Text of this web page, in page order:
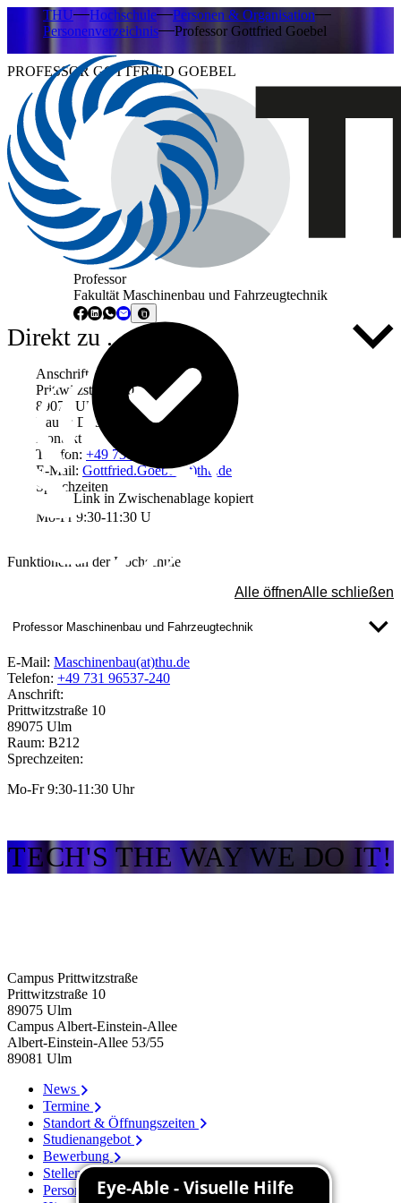
THU Hochschule
Personen & Organisation
Personenverzeichnis
Professor Gottfried Goebel
PROFESSOR GOTTFRIED GOEBEL
Professor
Fakultät Maschinenbau und Fahrzeugtechnik
Link in Zwischenablage kopiert
Direkt zu ...
Anschrift
Prittwitzstraße 10
89075 Ulm
Raum: D03
Kontakt
Telefon: +49 731 96537-417
E-Mail: Gottfried.Goebel(at)thu.de
Sprechzeiten
Mo-Fr 9:30-11:30 Uhr
Funktionen an der Hochschule
Alle öffnenAlle schließen
Professor Maschinenbau und Fahrzeugtechnik
E-Mail: Maschinenbau(at)thu.de
Telefon: +49 731 96537-240
Anschrift:
Prittwitzstraße 10
89075 Ulm
Raum: B212
Sprechzeiten:
Mo-Fr 9:30-11:30 Uhr
TECH'S THE WAY WE DO IT!
Campus Prittwitzstraße
Prittwitzstraße 10
89075 Ulm
Campus Albert-Einstein-Allee
Albert-Einstein-Allee 53/​55
89081 Ulm
News
Termine
Standort & Öffnungszeiten
Studienangebot
Bewerbung
Stellenangebote
Personenverzeichnis